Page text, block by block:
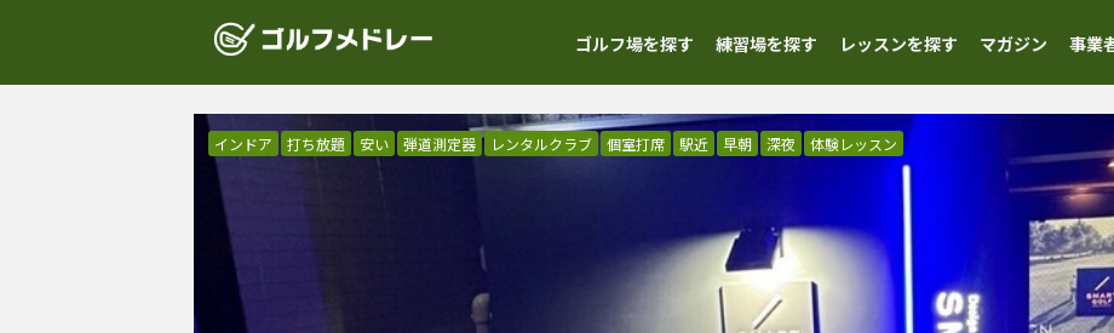
ゴルフ場を探す 練習場を探す レッスンを探す マガジン 事業
インドア 打ち放題 安い 弾道測定器 レンタルクラブ 個室打席 駅近 早朝 深夜 体験レッスン